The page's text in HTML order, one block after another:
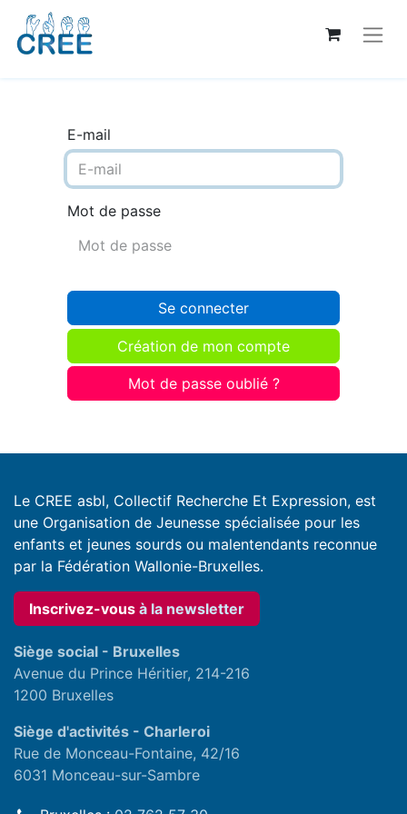
E-mail
Mot de passe
Se connecter
Création de mon compte
Mot de passe oublié ?
Le CREE asbl, Collectif Recherche Et Expression, est
une Organisation de Jeunesse spécialisée pour les
enfants et jeunes sourds ou malentendants reconnue
par la Fédération Wallonie-Bruxelles.
Inscrivez-vous à la newsletter
Siège social - Bruxelles
Avenue du Prince Héritier, 214-216
1200 Bruxelles
Siège d'activités - Charleroi
Rue de Monceau-Fontaine, 42/16
6031 Monceau-sur-Sambre